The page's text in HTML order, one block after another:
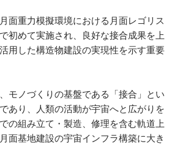
面重力模擬環境における月面レゴリス
初めて実施され、良好な接合成果を上
用した構造物建設の実現性を示す重要
モノづくりの基盤である「接合」とい
あり、人類の活動が宇宙へと広がりを
の組み立て・製造、修理を含む軌道上
面基地建設の宇宙インフラ構築に大き